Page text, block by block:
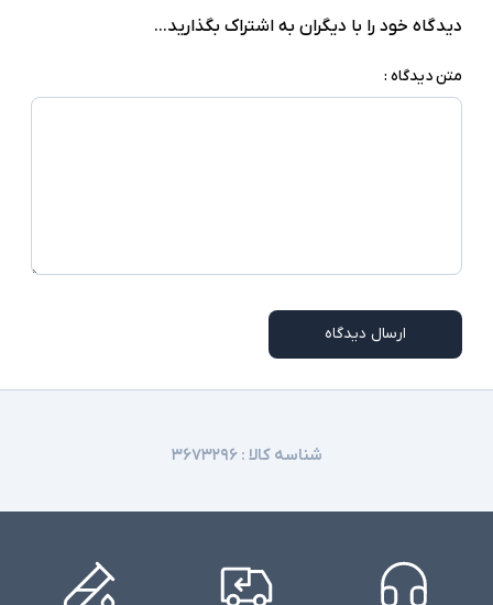
دیدگاه خود را با دیگران به اشتراک بگذارید...
متن دیدگاه :
ارسال دیدگاه
شناسه کالا :۳۶۷۳۲۹۶